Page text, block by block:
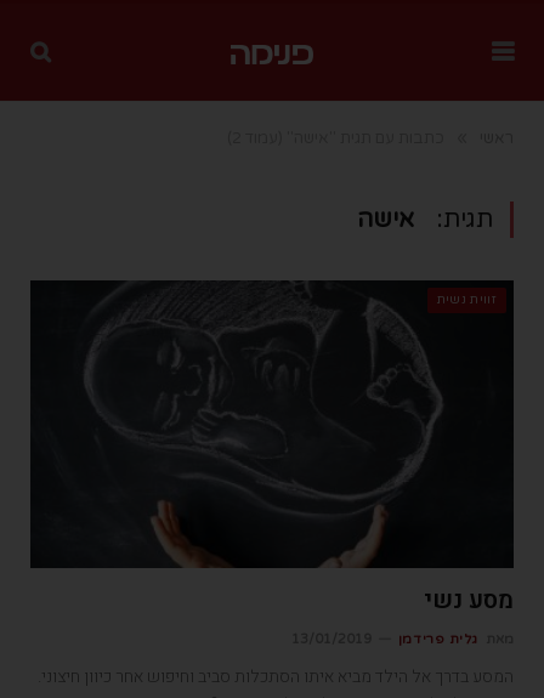
תגית: אישה
זווית נשית
מסע נשי
גלית פרידמן
המסע בדרך אל הילד מביא איתו הסתכלות סביב וחיפוש אחר כיוון חיצוני.